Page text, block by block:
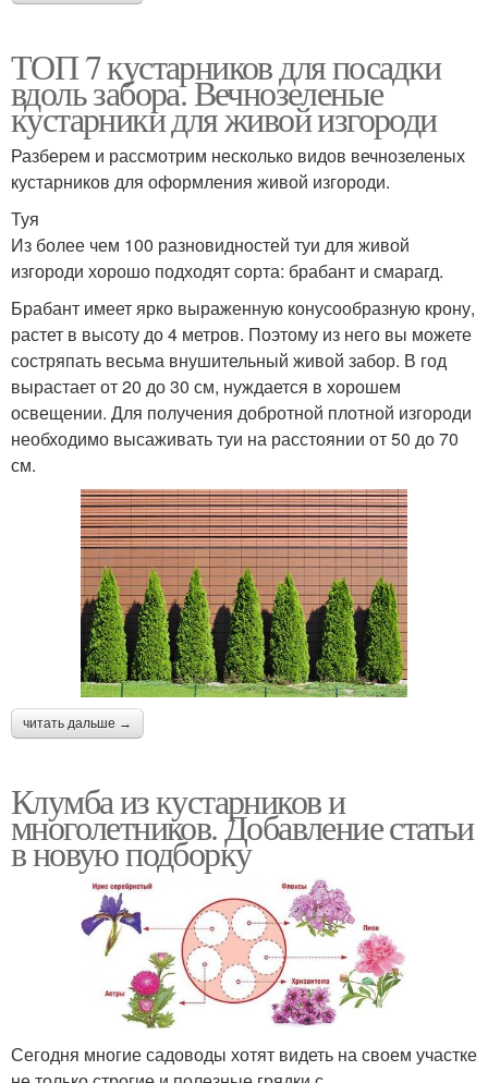
ТОП 7 кустарников для посадки
вдоль забора. Вечнозеленые
кустарники для живой изгороди
Разберем и рассмотрим несколько видов вечнозеленых
кустарников для оформления живой изгороди.
Туя
Из более чем 100 разновидностей туи для живой
изгороди хорошо подходят сорта: брабант и смарагд.
Брабант имеет ярко выраженную конусообразную крону,
растет в высоту до 4 метров. Поэтому из него вы можете
состряпать весьма внушительный живой забор. В год
вырастает от 20 до 30 см, нуждается в хорошем
освещении. Для получения добротной плотной изгороди
необходимо высаживать туи на расстоянии от 50 до 70
см.
читать дальше →
Клумба из кустарников и
многолетников. Добавление статьи
в новую подборку
Сегодня многие садоводы хотят видеть на своем участке